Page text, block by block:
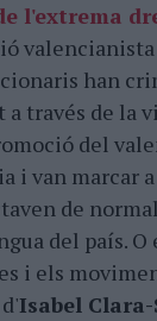
l'extrema
han
través de la
del
i van marcar
de
del país. O
i els
Isabel